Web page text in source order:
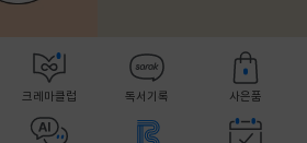
크레마클럽 독서기록 사은품